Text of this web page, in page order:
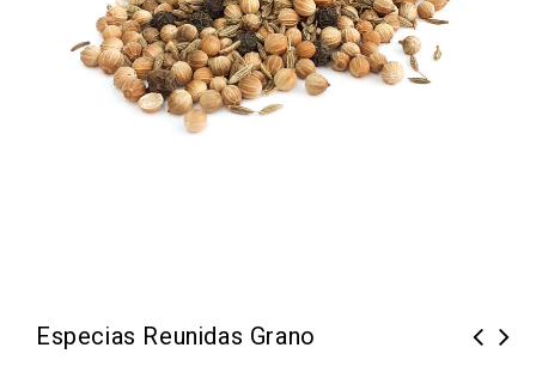
Especias Reunidas Grano